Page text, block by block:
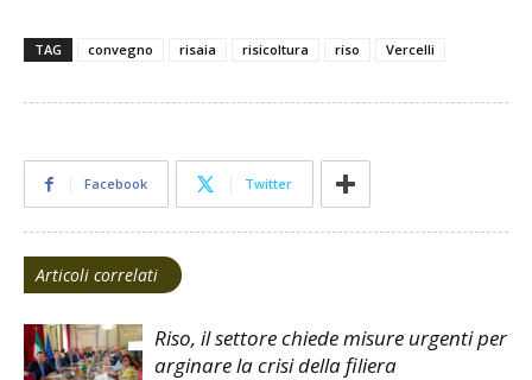
TAG convegno risaia risicoltura riso Vercelli
Facebook Twitter
Articoli correlati
Riso, il settore chiede misure urgenti per
arginare la crisi della filiera